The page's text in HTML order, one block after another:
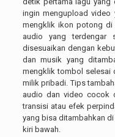
ingin mengupload video
mengklik ikon potong
audio yang
disesuaikan dengan
dan musik yang
mengklik tombol selesai
milik pribadi. Tips
audio dan video cocok
transisi atau efek
yang bisa ditambahkan
kiri bawah.